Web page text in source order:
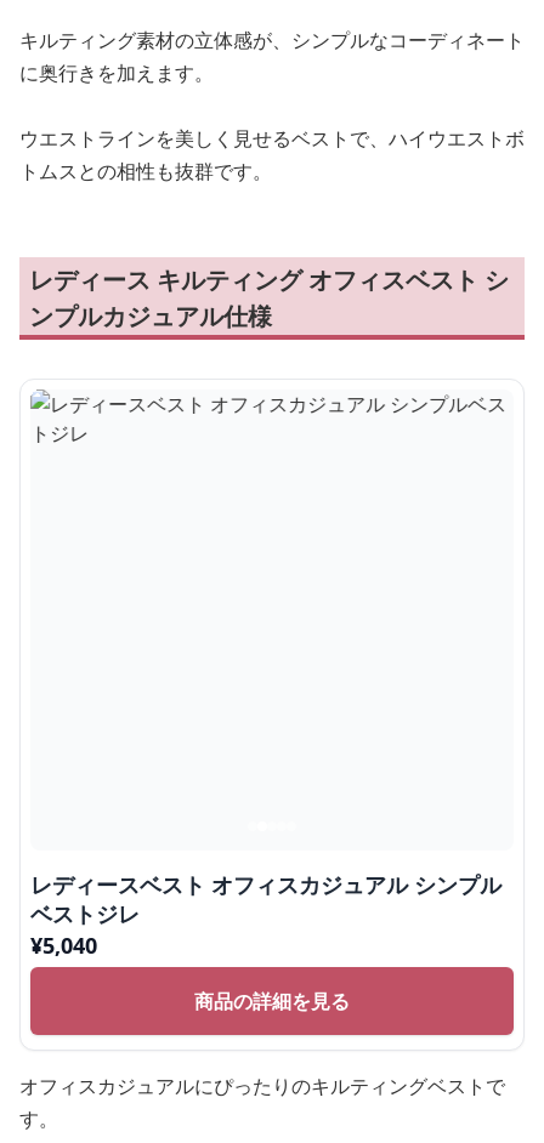
キルティング素材の立体感が、シンプルなコーディネート
に奥行きを加えます。
ウエストラインを美しく見せるベストで、ハイウエストボ
トムスとの相性も抜群です。
レディース キルティング オフィスベスト シ
ンプルカジュアル仕様
レディースベスト オフィスカジュアル シンプル
ベストジレ
¥5,040
商品の詳細を見る
オフィスカジュアルにぴったりのキルティングベストで
す。